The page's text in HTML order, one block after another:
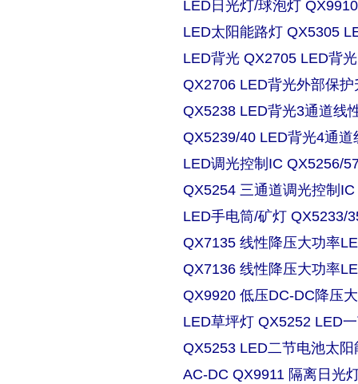
LED日光灯/球泡灯
LED太阳能路灯 QX5305
LED背光 QX2705 LED背
QX2706 LED背光外部保
QX5238 LED背光3通道线
QX5239/40 LED背光4通
LED调光控制IC QX5256/
QX5254 三通道调光控制
LED手电筒/矿灯 QX5233/
QX7135 线性降压大功率
QX7136 线性降压大功率
QX9920 低压DC-DC降压
LED草坪灯 QX5252 LED
QX5253 LED二节电池太
AC-DC QX9911 隔离日光